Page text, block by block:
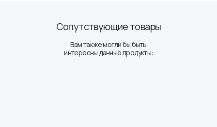
Вам также могли бы быть
интересны данные продукты:
Сопутствующие товары